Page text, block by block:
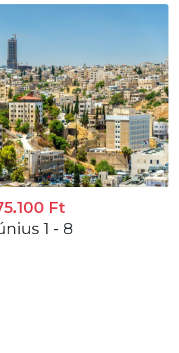
Ft
1 - 8